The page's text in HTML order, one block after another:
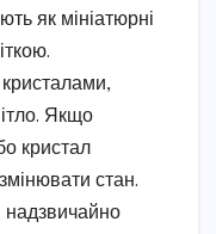
як мініатюрні
кристалами,
Якщо
кристал
стан.
надзвичайно